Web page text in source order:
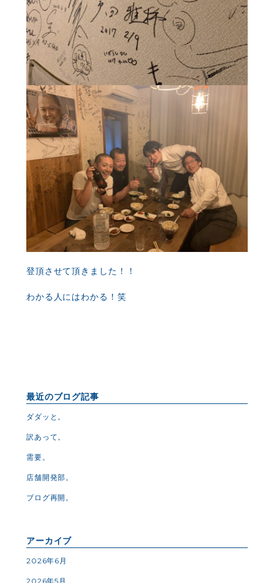
登頂させて頂きました！！
わかる人にはわかる！笑
最近のブログ記事
ダダッと。
訳あって。
需要。
店舗開発部。
ブログ再開。
アーカイブ
2026年6月
2026年5月